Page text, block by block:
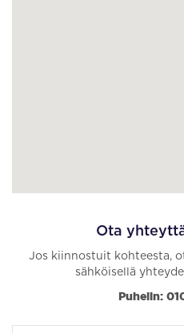
Ota
Jos kiinnostuit kohteesta,
sähköisellä
Puhelin: